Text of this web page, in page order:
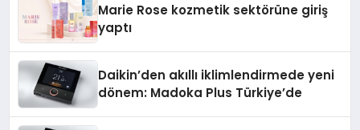
Marie Rose kozmetik sektörüne giriş
yaptı
Daikin’den akıllı iklimlendirmede yeni
dönem: Madoka Plus Türkiye’de